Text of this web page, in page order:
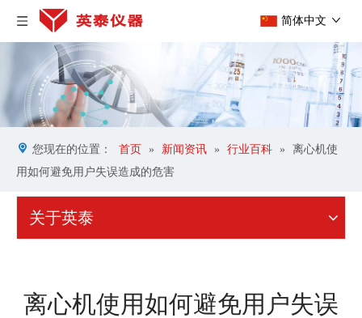
简体中文
您现在的位置： 首页 » 新闻资讯 » 行业百科 »
离心机使
用如何避免用户失误造成的危害
关于英泰
离心机使用如何避免用户失误